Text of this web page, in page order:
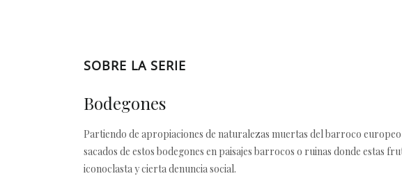
SOBRE LA SERIE
Bodegones
Partiendo de apropiaciones de naturalezas muertas del barroco
sacados de estos bodegones en paisajes barrocos o ruinas donde estas
iconoclasta y cierta denuncia social.